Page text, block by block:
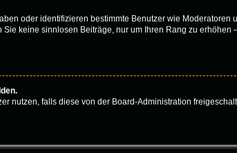
oder identifizieren bestimmte Benutzer wie
keine sinnlosen Beiträge, nur um Ihren Rang zu
nutzen, falls diese von der Board-Administration